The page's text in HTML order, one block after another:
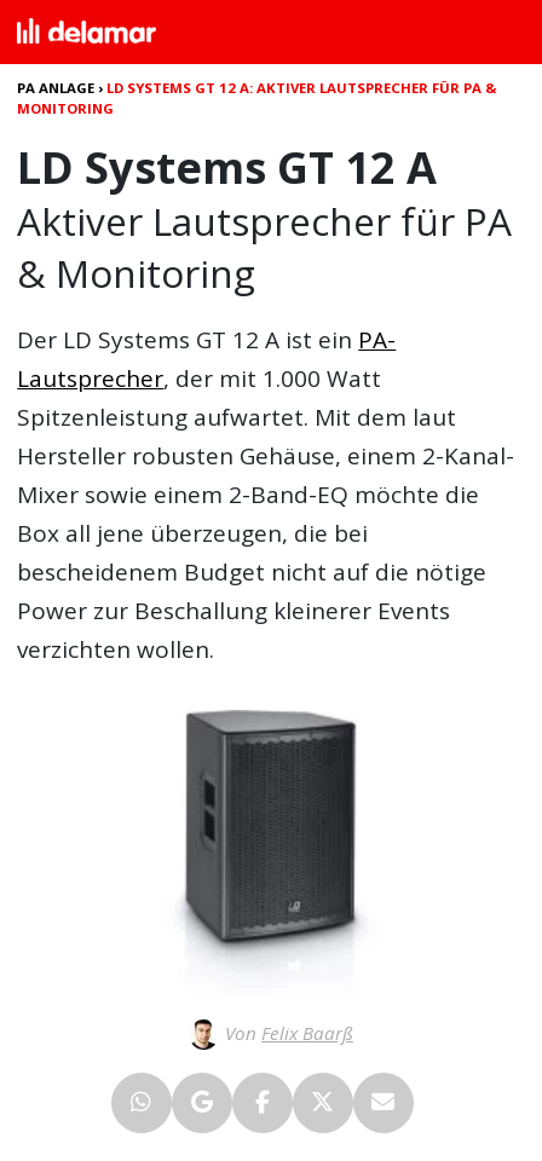
PA ANLAGE › LD SYSTEMS GT 12 A: AKTIVER LAUTSPRECHER FÜR PA &
MONITORING
LD Systems GT 12 A
Aktiver Lautsprecher für PA
& Monitoring
Der LD Systems GT 12 A ist ein PA-
Lautsprecher, der mit 1.000 Watt
Spitzenleistung aufwartet. Mit dem laut
Hersteller robusten Gehäuse, einem 2-Kanal-
Mixer sowie einem 2-Band-EQ möchte die
Box all jene überzeugen, die bei
bescheidenem Budget nicht auf die nötige
Power zur Beschallung kleinerer Events
verzichten wollen.
Von Felix Baarß